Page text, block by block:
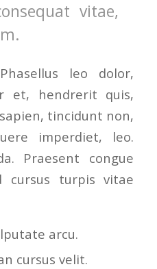
vitae,
leo dolor,
et, hendrerit quis,
tincidunt non,
imperdiet, leo.
Praesent congue
cursus turpis vitae
arcu.
cursus velit.